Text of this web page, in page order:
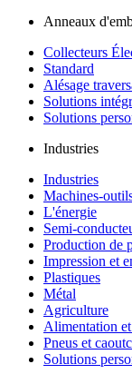
Anneaux
Collecteurs
Standard
Alésage
Solutions
Solutions
Industries
Industries
Machines-
L'énergie
Semi-
Production de
Impression et
Plastiques
Métal
Agriculture
Alimentation
Pneus et
Solutions